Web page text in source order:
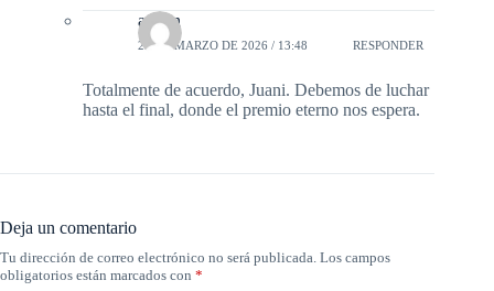
admin
29 DE MARZO DE 2026 / 13:48 RESPONDER
Totalmente de acuerdo, Juani. Debemos de luchar
hasta el final, donde el premio eterno nos espera.
Deja un comentario
Tu dirección de correo electrónico no será publicada. Los campos
obligatorios están marcados con *